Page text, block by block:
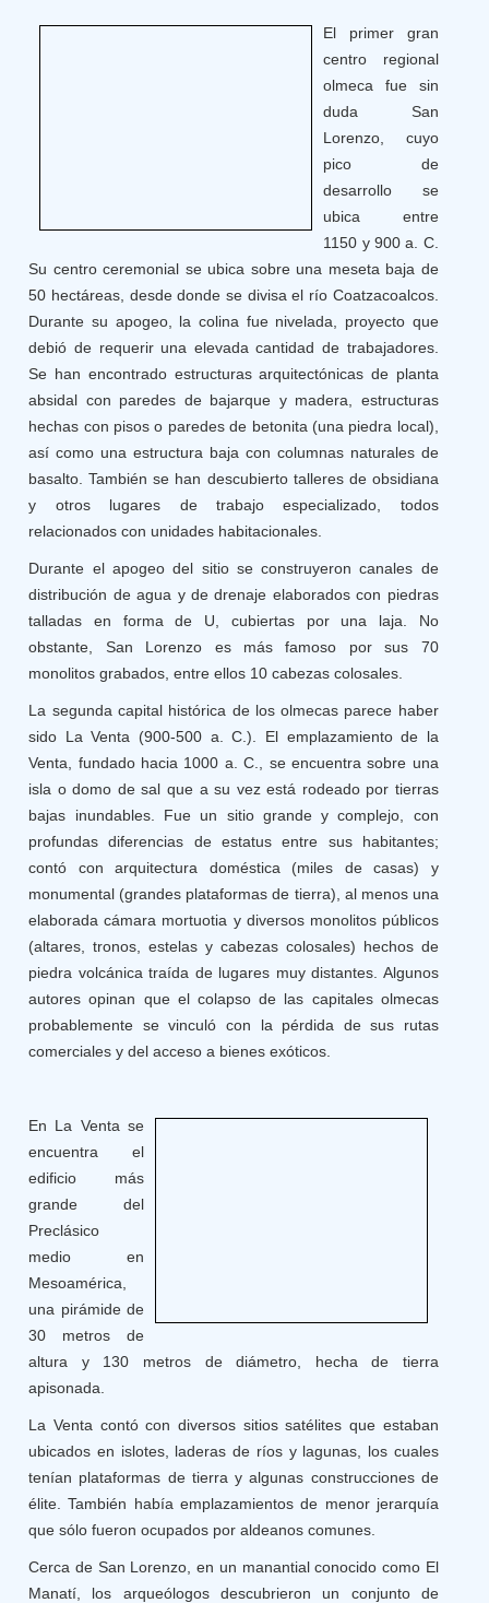
El primer gran
centro regional
olmeca fue sin
duda San
Lorenzo, cuyo
pico de
desarrollo se
ubica entre
1150 y 900 a. C.
Su centro ceremonial se ubica sobre una meseta baja de
50 hectáreas, desde donde se divisa el río Coatzacoalcos.
Durante su apogeo, la colina fue nivelada, proyecto que
debió de requerir una elevada cantidad de trabajadores.
Se han encontrado estructuras arquitectónicas de planta
absidal con paredes de bajarque y madera, estructuras
hechas con pisos o paredes de betonita (una piedra local),
así como una estructura baja con columnas naturales de
basalto. También se han descubierto talleres de obsidiana
y otros lugares de trabajo especializado, todos
relacionados con unidades habitacionales.
Durante el apogeo del sitio se construyeron canales de
distribución de agua y de drenaje elaborados con piedras
talladas en forma de U, cubiertas por una laja. No
obstante, San Lorenzo es más famoso por sus 70
monolitos grabados, entre ellos 10 cabezas colosales.
La segunda capital histórica de los olmecas parece haber
sido La Venta (900-500 a. C.). El emplazamiento de la
Venta, fundado hacia 1000 a. C., se encuentra sobre una
isla o domo de sal que a su vez está rodeado por tierras
bajas inundables. Fue un sitio grande y complejo, con
profundas diferencias de estatus entre sus habitantes;
contó con arquitectura doméstica (miles de casas) y
monumental (grandes plataformas de tierra), al menos una
elaborada cámara mortuotia y diversos monolitos públicos
(altares, tronos, estelas y cabezas colosales) hechos de
piedra volcánica traída de lugares muy distantes. Algunos
autores opinan que el colapso de las capitales olmecas
probablemente se vinculó con la pérdida de sus rutas
comerciales y del acceso a bienes exóticos.
En La Venta se
encuentra el
edificio más
grande del
Preclásico
medio en
Mesoamérica,
una pirámide de
30 metros de
altura y 130 metros de diámetro, hecha de tierra
apisonada.
La Venta contó con diversos sitios satélites que estaban
ubicados en islotes, laderas de ríos y lagunas, los cuales
tenían plataformas de tierra y algunas construcciones de
élite. También había emplazamientos de menor jerarquía
que sólo fueron ocupados por aldeanos comunes.
Cerca de San Lorenzo, en un manantial conocido como El
Manatí, los arqueólogos descubrieron un conjunto de